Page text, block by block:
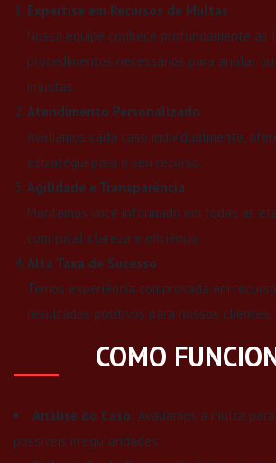
Expertise em Recursos de Multas
Nossa equipe conhece profundamente as
procedimentos necessários para anular
injustas.
Atendimento Personalizado
Avaliamos cada caso individualmente,
estratégia para o seu recurso.
Agilidade e Transparência
Mantemos você informado em todas as
com total clareza e eficiência.
Alta Taxa de Sucesso
Temos experiência comprovada em
resultados positivos para nossos clientes.
COMO
Análise do Caso: Avaliamos a multa
possíveis irregularidades.